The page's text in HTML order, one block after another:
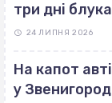
три дні
24 ЛИПНЯ 2026
На капот
у